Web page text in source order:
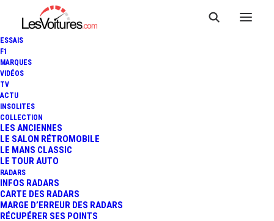
ESSAIS
F1
MARQUES
VIDÉOS
TV
ACTU
INSOLITES
COLLECTION
LES ANCIENNES
LE SALON RÉTROMOBILE
LE MANS CLASSIC
LE TOUR AUTO
RADARS
INFOS RADARS
CARTE DES RADARS
MARGE D’ERREUR DES RADARS
RÉCUPÉRER SES POINTS
Savigny-lès-Beaune